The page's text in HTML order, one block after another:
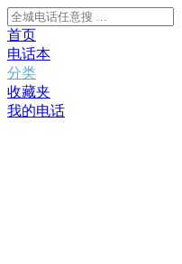
首页
电话本
分类
收藏夹
我的电话